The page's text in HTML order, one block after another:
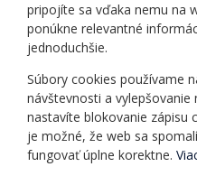
Ponuka jazykov
Informácie o kurzoch
Online testy
Ako si vybrať a kúpiť
kurz
Príspevky
pripojíte sa vďaka nemu na
ponúkne relevantné
jednoduchšie.
Súbory cookies používame
návštevnosti a vylepšovanie
nastavíte blokovanie zápisu
je možné, že web sa
fungovať úplne korektne.